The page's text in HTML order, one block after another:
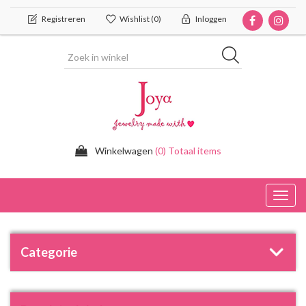
Registreren Wishlist(0) Inloggen
Winkelwagen (0) Totaal items
Categorie